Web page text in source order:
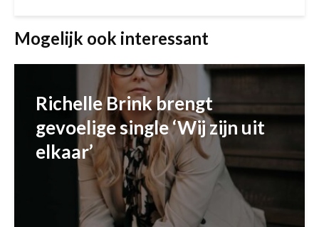
Mogelijk ook interessant
Richelle Brink brengt
gevoelige single ‘Wij zijn uit
elkaar’